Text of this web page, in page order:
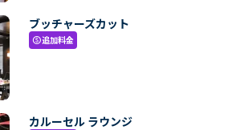
ブッチャーズカット
paid追加料金
カルーセル ラウンジ